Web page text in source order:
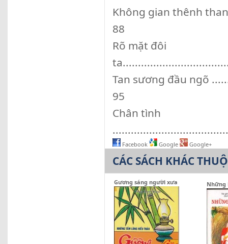
Không gian thênh
88
Rõ mặt đôi
Tan sương đầu ngõ
95
Chân tình
Facebook Google Google+
CÁC SÁCH KHÁC
Gương sáng người xưa Những